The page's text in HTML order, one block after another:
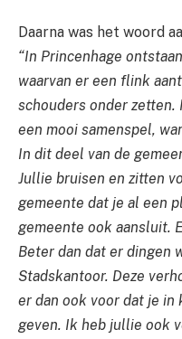
Daarna was het woord
“In Princenhage
waarvan er een flink
schouders onder
een mooi samenspel,
In dit deel van de
Jullie bruisen en zitten
gemeente dat je al een
gemeente ook aansluit.
Beter dan dat er dingen
Stadskantoor. Deze
er dan ook voor dat je
geven. Ik heb jullie ook